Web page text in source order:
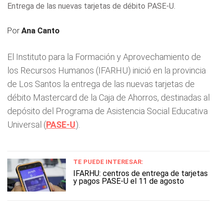
Entrega de las nuevas tarjetas de débito PASE-U.
PorAna Canto
El Instituto para la Formación y Aprovechamiento de
los Recursos Humanos (IFARHU) inició en la provincia
de Los Santos la entrega de las nuevas tarjetas de
débito Mastercard de la Caja de Ahorros, destinadas al
depósito del Programa de Asistencia Social Educativa
Universal (PASE-U).
TE PUEDE INTERESAR:
IFARHU: centros de entrega de tarjetas
y pagos PASE-U el 11 de agosto